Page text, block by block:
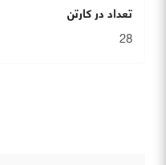
تعداد در کارتن
28